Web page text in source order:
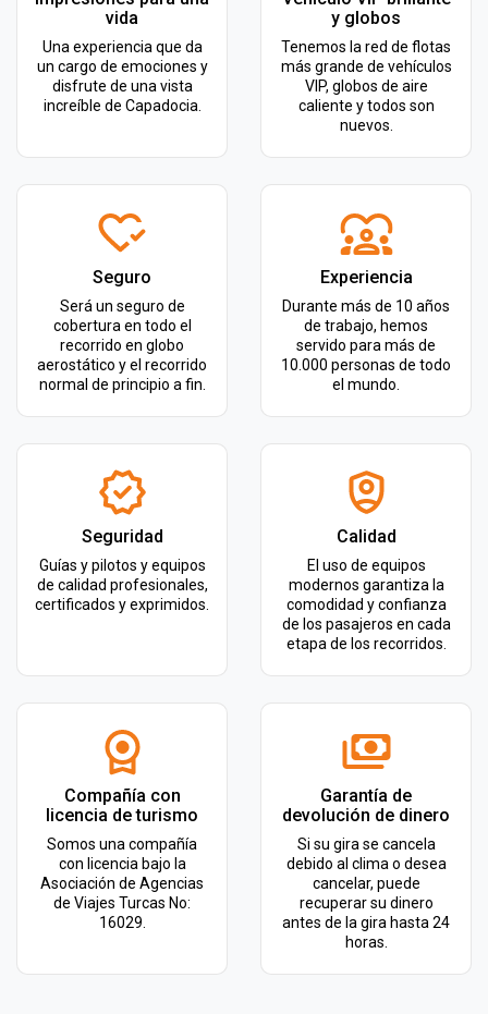
vida
Una experiencia que da
un cargo de emociones y
disfrute de una vista
increíble de Capadocia.
y globos
Tenemos la red de flotas
más grande de vehículos
VIP, globos de aire
caliente y todos son
nuevos.
Seguro
Será un seguro de
cobertura en todo el
recorrido en globo
aerostático y el recorrido
normal de principio a fin.
Experiencia
Durante más de 10 años
de trabajo, hemos
servido para más de
10.000 personas de todo
el mundo.
Seguridad
Guías y pilotos y equipos
de calidad profesionales,
certificados y exprimidos.
Calidad
El uso de equipos
modernos garantiza la
comodidad y confianza
de los pasajeros en cada
etapa de los recorridos.
Compañía con
licencia de turismo
Somos una compañía
con licencia bajo la
Asociación de Agencias
de Viajes Turcas No:
16029.
Garantía de
devolución de dinero
Si su gira se cancela
debido al clima o desea
cancelar, puede
recuperar su dinero
antes de la gira hasta 24
horas.